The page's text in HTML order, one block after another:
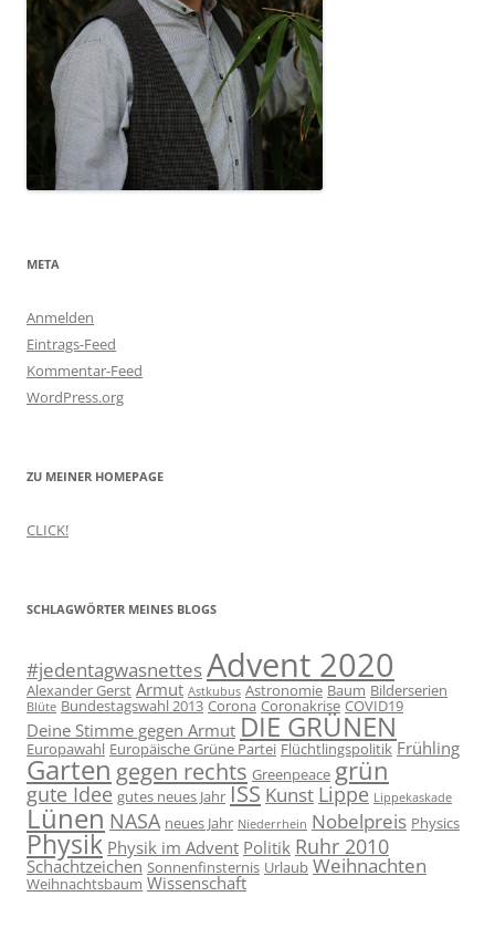
META
Anmelden
Eintrags-Feed
Kommentar-Feed
WordPress.org
ZU MEINER HOMEPAGE
CLICK!
SCHLAGWÖRTER MEINES BLOGS
#jedentagwasnettesAdvent 2020
Alexander Gerst Armut Astkubus Astronomie Baum Bilderserien
Blüte Bundestagswahl 2013 Corona Coronakrise COVID19
Deine Stimme gegen Armut DIE GRÜNEN
Europawahl Europäische Grüne Partei Flüchtlingspolitik Frühling
Garten gegen rechts Greenpeace grün
gute Idee gutes neues Jahr ISS Kunst Lippe Lippekaskade
Lünen NASA neues Jahr Niederrhein Nobelpreis Physics
Physik Physik im Advent Politik Ruhr 2010
Schachtzeichen Sonnenfinsternis Urlaub Weihnachten
Weihnachtsbaum Wissenschaft